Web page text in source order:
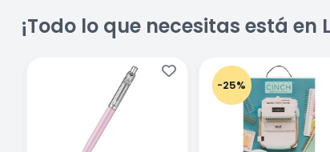
¡Todo lo que necesitas está en
-25%